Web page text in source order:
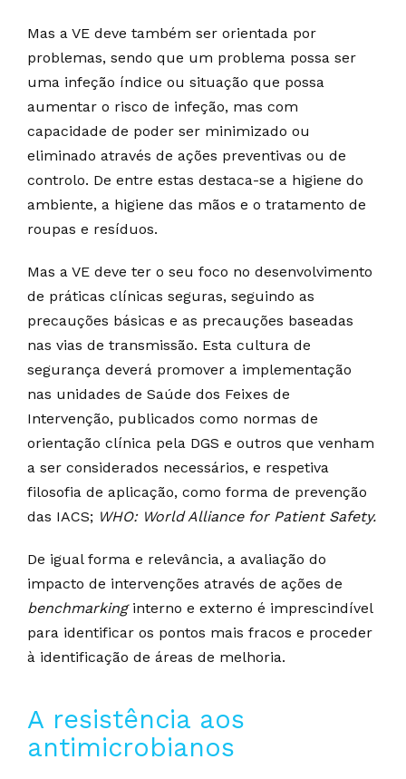
Mas a VE deve também ser orientada por
problemas, sendo que um problema possa ser
uma infeção índice ou situação que possa
aumentar o risco de infeção, mas com
capacidade de poder ser minimizado ou
eliminado através de ações preventivas ou de
controlo. De entre estas destaca-se a higiene do
ambiente, a higiene das mãos e o tratamento de
roupas e resíduos.
Mas a VE deve ter o seu foco no desenvolvimento
de práticas clínicas seguras, seguindo as
precauções básicas e as precauções baseadas
nas vias de transmissão. Esta cultura de
segurança deverá promover a implementação
nas unidades de Saúde dos Feixes de
Intervenção, publicados como normas de
orientação clínica pela DGS e outros que venham
a ser considerados necessários, e respetiva
filosofia de aplicação, como forma de prevenção
das IACS; WHO: World Alliance for Patient Safety.
De igual forma e relevância, a avaliação do
impacto de intervenções através de ações de
benchmarkinginterno e externo é imprescindível
para identificar os pontos mais fracos e proceder
à identificação de áreas de melhoria.
A resistência aos
antimicrobianos